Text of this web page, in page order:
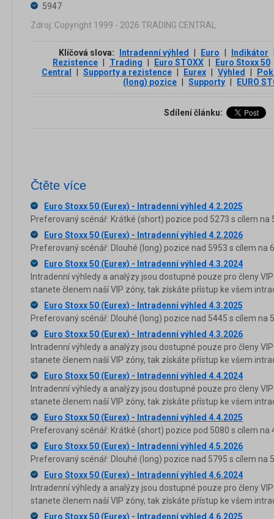
5947
Zdroj: Copyright 1999 - 2026 TRADING CENTRAL
Klíčová slova: Intradenní výhled Euro Indikátor
Rezistence
Trading Euro STOXX
Euro Stoxx 50
Central
Supporty a rezistence Eurex Výhled
(long) pozice
Supporty EURO
Sdílení článku:
Čtěte více
Euro Stoxx 50 (Eurex) - Intradenní výhled 4.2.2025
Preferovaný scénář: Krátké (short) pozice pod 5273 s cílem na
Euro Stoxx 50 (Eurex) - Intradenní výhled 4.2.2026
Preferovaný scénář: Dlouhé (long) pozice nad 5953 s cílem na
Euro Stoxx 50 (Eurex) - Intradenní výhled 4.3.2024
Intradenní výhledy a analýzy jsou dostupné pouze pro členy
stanete členem naší VIP zóny, tak získáte přístup ke všem
Euro Stoxx 50 (Eurex) - Intradenní výhled 4.3.2025
Preferovaný scénář: Dlouhé (long) pozice nad 5445 s cílem na
Euro Stoxx 50 (Eurex) - Intradenní výhled 4.3.2026
Intradenní výhledy a analýzy jsou dostupné pouze pro členy
stanete členem naší VIP zóny, tak získáte přístup ke všem
Euro Stoxx 50 (Eurex) - Intradenní výhled 4.4.2024
Intradenní výhledy a analýzy jsou dostupné pouze pro členy
stanete členem naší VIP zóny, tak získáte přístup ke všem
Euro Stoxx 50 (Eurex) - Intradenní výhled 4.4.2025
Preferovaný scénář: Krátké (short) pozice pod 5080 s cílem na
Euro Stoxx 50 (Eurex) - Intradenní výhled 4.5.2026
Preferovaný scénář: Dlouhé (long) pozice nad 5795 s cílem na
Euro Stoxx 50 (Eurex) - Intradenní výhled 4.6.2024
Intradenní výhledy a analýzy jsou dostupné pouze pro členy
stanete členem naší VIP zóny, tak získáte přístup ke všem
Euro Stoxx 50 (Eurex) - Intradenní výhled 4.6.2025